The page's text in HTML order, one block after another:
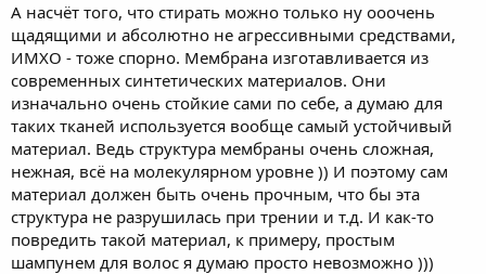
А насчёт того, что стирать можно только ну ооочень
щадящими и абсолютно не агрессивными средствами,
ИМХО - тоже спорно. Мембрана изготавливается из
современных синтетических материалов. Они
изначально очень стойкие сами по себе, а думаю для
таких тканей используется вообще самый устойчивый
материал. Ведь структура мембраны очень сложная,
нежная, всё на молекулярном уровне )) И поэтому сам
материал должен быть очень прочным, что бы эта
структура не разрушилась при трении и т.д. И как-то
повредить такой материал, к примеру, простым
шампунем для волос я думаю просто невозможно )))